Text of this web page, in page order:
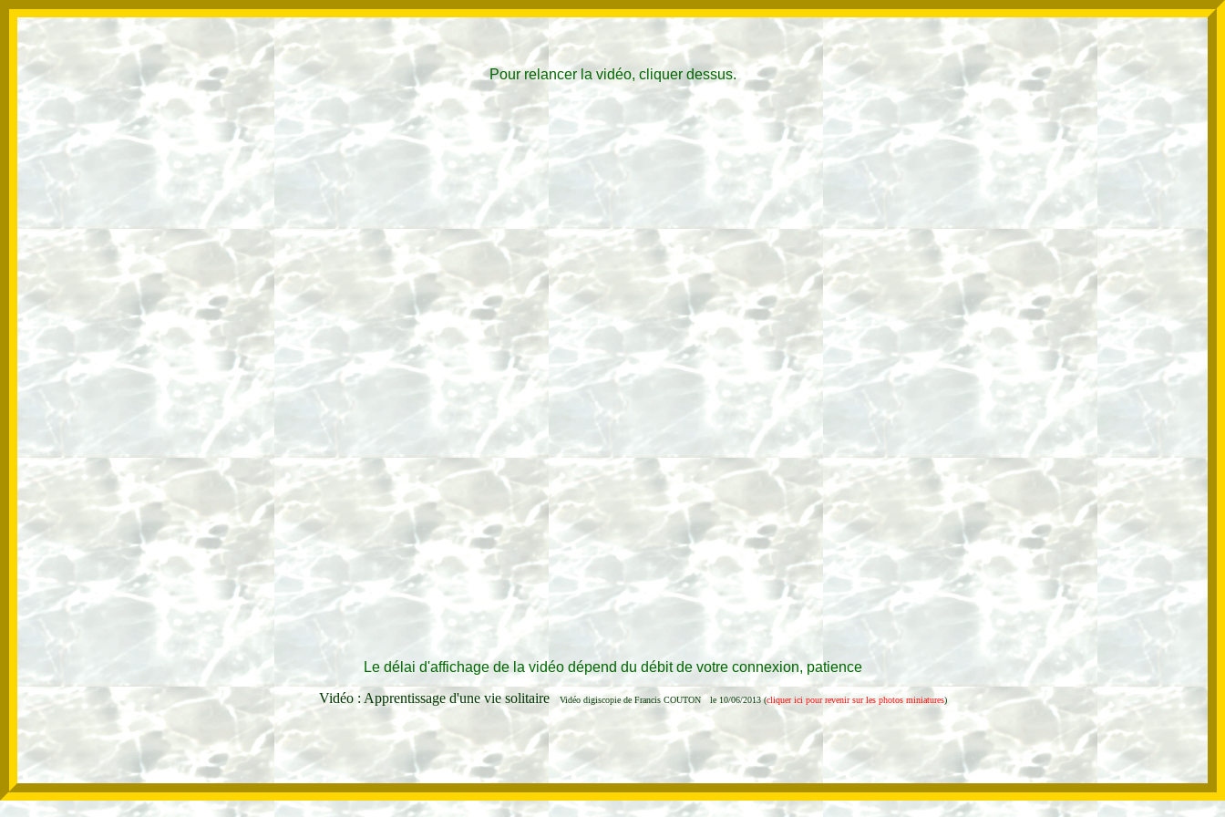
Pour relancer la vidéo, cliquer dessus.
Le délai d'affichage de la vidéo dépend du débit de votre connexion, patience
Vidéo : Apprentissage d'une vie solitaire Vidéo digiscopiede Francis COUTON le 10/06/2013(cliquer ici pour revenir sur les photos miniatures)